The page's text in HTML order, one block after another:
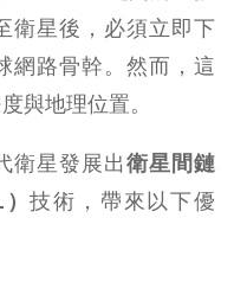
衛星後，必須立即下
網路骨幹。然而，這
與地理位置。
衛星發展出衛星間鏈
）技術，帶來以下優